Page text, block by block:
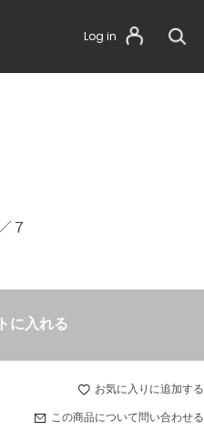
Log in
７
に入れる
お気に入りに追加する
この商品について問い合わせる